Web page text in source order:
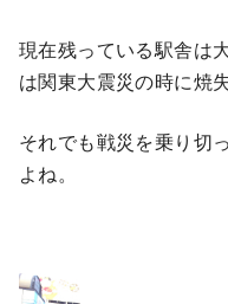
現在残っている駅舎は
は関東大震災の時に焼
それでも戦災を乗り切
よね。